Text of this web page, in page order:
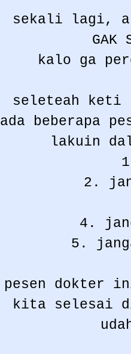
sekali lagi,
GAK
kalo ga
seleteah keti
ada beberapa
lakuin
2.
4.
5.
pesen dokter
kita selesai di